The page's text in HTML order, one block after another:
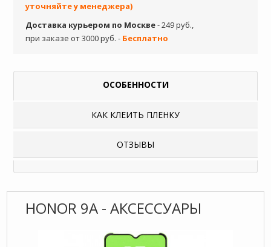
уточняйте у менеджера)
Доставка курьером по Москве- 249 руб.,
при заказе от 3000 руб. - Бесплатно
ОСОБЕННОСТИ
КАК КЛЕИТЬ ПЛЕНКУ
ОТЗЫВЫ
HONOR 9A - АКСЕССУАРЫ